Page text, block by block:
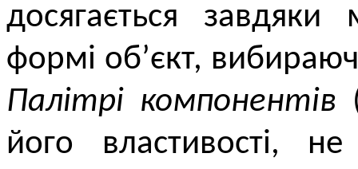
досягається
формі об’єкт,
Палітрі компонентів
його властивості,